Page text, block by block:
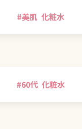
#美肌 化粧水
#60代 化粧水